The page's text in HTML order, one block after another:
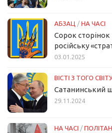
АБЗАЦ / НА ЧАСІ
Сорок сторінок
російську
03.01.2025
ВІСТІ З ТОГО
Сатанинський
29.11.2024
НА ЧАСІ /